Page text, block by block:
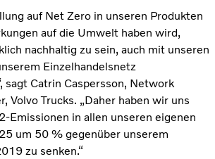
auf Net Zero in unseren Produkten
auf die Umwelt haben wird,
nachhaltig zu sein, auch mit unseren
Einzelhandelsnetz
sagt Catrin Caspersson, Network
Volvo Trucks. „Daher haben wir uns
Emissionen in allen unseren eigenen
um 50 % gegenüber unserem
zu senken.“